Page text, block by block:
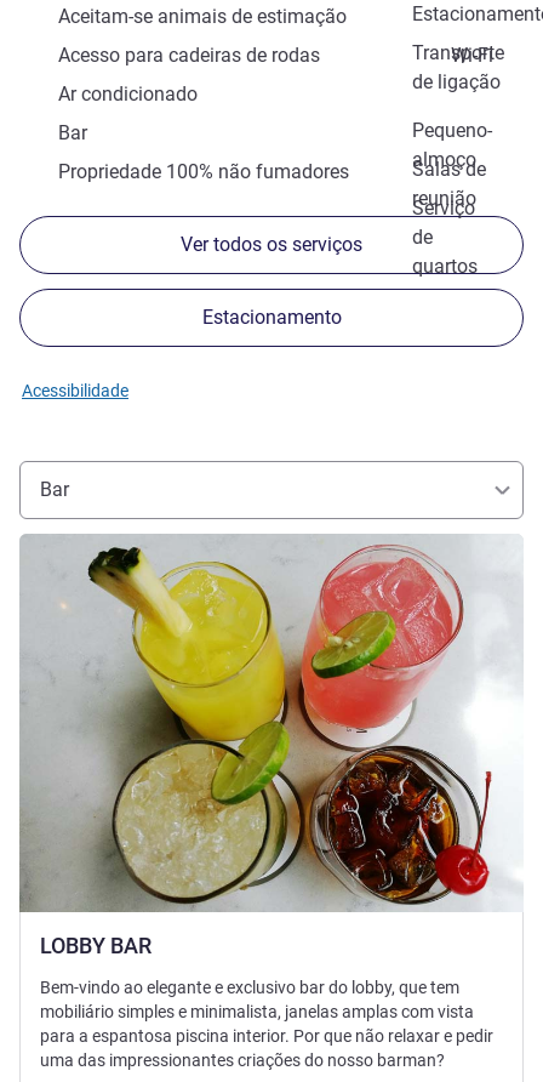
Aceitam-se animais de estimação
Transporte
de ligação
Acesso para cadeiras de rodas
Wi-Fi
Ar condicionado
Pequeno-
almoço
Bar
Salas de
reunião
Propriedade 100% não fumadores
Serviço
de
quartos
Ver todos os serviços
Estacionamento
Acessibilidade
Bar
LOBBY BAR
Ver detalhes
Bem-vindo ao elegante e exclusivo bar do lobby, que tem
mobiliário simples e minimalista, janelas amplas com vista
para a espantosa piscina interior. Por que não relaxar e pedir
uma das impressionantes criações do nosso barman?